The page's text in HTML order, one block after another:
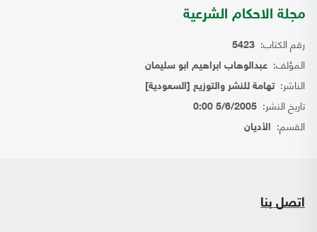
مجلة الاحكام الشرعية
رقم الكتاب: 5423
المؤلف: عبدالوهاب ابراهيم ابو سليمان
الناشر:تهامة للنشر والتوزيع [السعودية]
تاريخ النشر: 5/6/2005 0:00
القسم: الأديان
اتصل بنا